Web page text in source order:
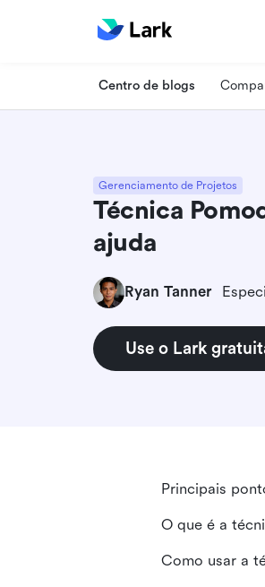
Centro de blogs
Gerenciamento de Projetos
Técnica
ajuda
Ryan Tanner
Use o Lark
Principais
O que é a
Como usar a